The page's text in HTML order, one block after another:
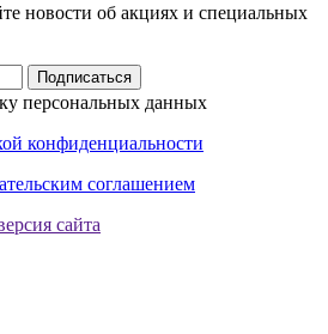
новости об акциях и специальных
Подписаться
персональных данных
конфиденциальности
соглашением
сайта